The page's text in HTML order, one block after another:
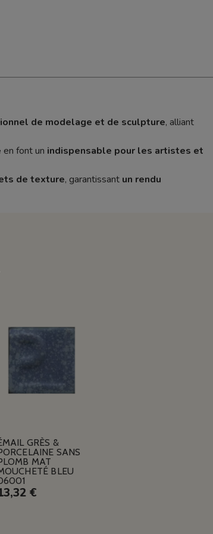
de modelage et de sculpture, alliant
en font un indispensable pour les artistes et
de texture, garantissant un rendu
GRÈS &
SANS
MAT
BLEU
€